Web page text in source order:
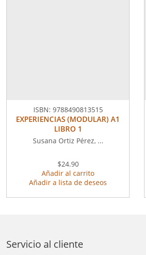
ISBN: 9788490813515
EXPERIENCIAS (MODULAR) A1
LIBRO 1
Susana Ortiz Pérez, ...
$24.90
Añadir al carrito
Añadir a lista de deseos
Servicio al cliente